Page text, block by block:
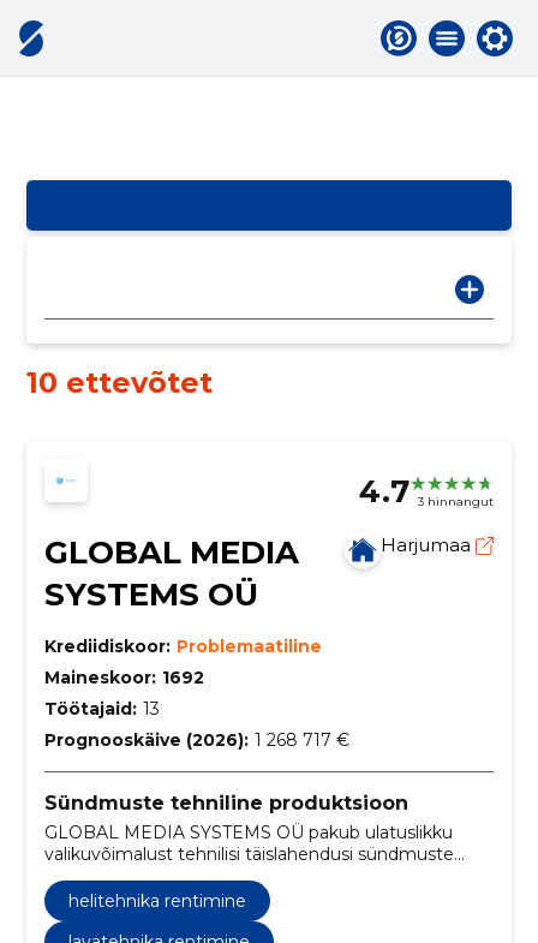
10 ettevõtet
4.7 3 hinnangut
GLOBAL MEDIA
SYSTEMS OÜ
Harjumaa
Krediidiskoor: Problemaatiline
Maineskoor: 1692
Töötajaid: 13
Prognooskäive (2026): 1 268 717 €
Sündmuste tehniline produktsioon
GLOBAL MEDIA SYSTEMS OÜ pakub ulatuslikku
valikuvõimalust tehnilisi täislahendusi sündmuste
korraldamiseks, hõlmates konverentside, kontsertide,
spordivõistluste ja paljude teiste ürituste heli-, valgus-,
video- ja tehnoloogilisi vajadusi, et tagada sündmuste
helitehnika rentimine